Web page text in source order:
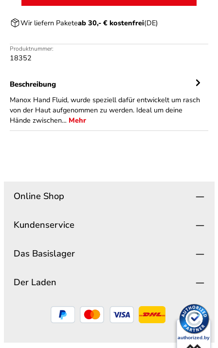
Wir liefern Paketeab 30,- € kostenfrei(DE)
Produktnummer:
18352
Beschreibung
Manox Hand Fluid, wurde speziell dafür entwickelt um rasch
von der Haut aufgenommen zu werden. Ideal um deine
Hände zwischen… Mehr
Online Shop
Kundenservice
Das Basislager
Der Laden